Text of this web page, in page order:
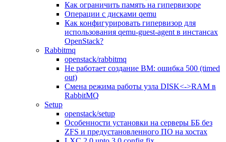
Как ограничить память на гипервизоре
Операции с дисками qemu
Как конфигурировать гипервизор для
использования qemu-guest-agent в инстансах
OpenStack?
Rabbitmq
openstack/rabbitmq
Не работает создание ВМ: ошибка 500 (timed
out)
Смена режима работы узла DISK<->RAM в
RabbitMQ
Setup
openstack/setup
Особенности установки на серверы ББ без
ZFS и предустановленного ПО на хостах